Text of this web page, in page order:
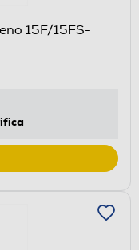
15F/15FS-